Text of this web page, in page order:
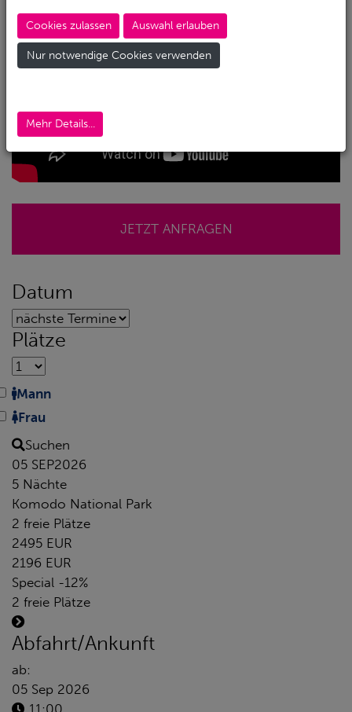
JETZT ANFRAGEN
Datum
Plätze
Mann
Frau
Suchen
05 SEP2026
5 Nächte
Komodo National Park
2 freie Plätze
2495 EUR
2196 EUR
Special -12%
2 freie Plätze
Abfahrt/Ankunft
ab:
05 Sep 2026
11:00
Cookies zulassen Auswahl erlauben
Nur notwendige Cookies verwenden
Mehr Details...